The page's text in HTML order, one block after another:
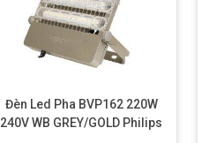
Đèn Led Pha BVP162 220W
240V WB GREY/GOLD Philips